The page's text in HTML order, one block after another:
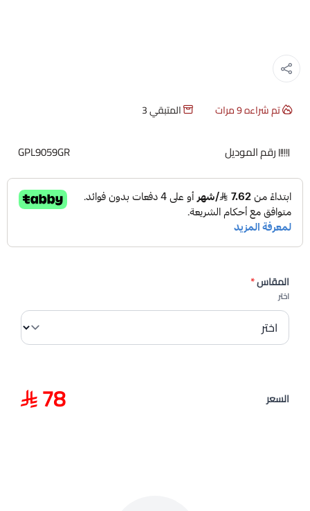
تم شراءه9مرات المتبقي3
رقم الموديل GPL9059GR
المقاس*
اختر
السعر 78